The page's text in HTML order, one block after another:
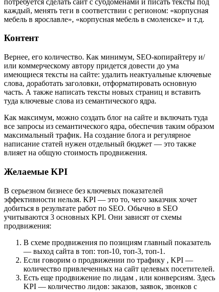
каждый, менять теги в соответствии с регионом: «корпусная
мебель в ярославле», «корпусная мебель в смоленске» и т.д.
Контент
Вернее, его количество. Как минимум, SEO-копирайтеру и/
или коммерческому автору придется довести до ума
имеющиеся тексты на сайте: удалить неактуальные ключевые
слова, доработать заголовки, отформатировать основную
часть. А также написать тексты новых страниц и вставить
туда ключевые слова из семантического ядра.
Как максимум, можно создать блог на сайте и включать туда
все запросы из семантического ядра, обеспечив таким образом
максимальный трафик. На создание блога и регулярное
написание статей нужен отдельный бюджет — это также
влияет на общую стоимость продвижения.
Желаемые KPI
В серьезном бизнесе без ключевых показателей
эффективности нельзя. KPI — это то, чего заказчик хочет
добиться в результате работ по SEO. Обычно в SEO
учитываются 3 основных KPI. Они зависят от схемы
продвижения:
В схеме продвижения по позициям главный показатель
— выход сайта в топ: топ-10, топ-3, топ-1.
Если говорим о продвижении по трафику , KPI —
количество привлеченных на сайт целевых посетителей.
Есть еще продвижение по лидам , или конверсиям. Здесь
KPI — количество лидов: заказов, заявок, звонков с